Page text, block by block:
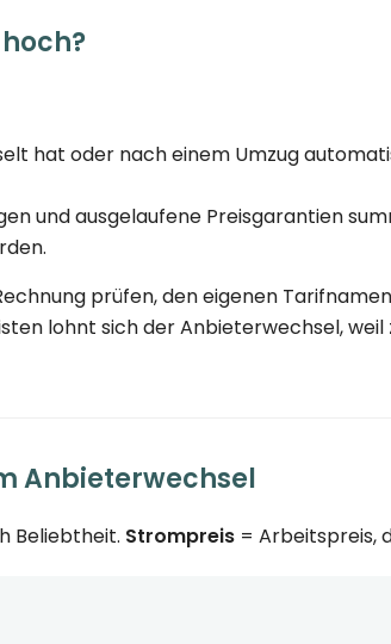
hat oder nach einem Umzug
und ausgelaufene Preisgarantien
prüfen, den eigenen
lohnt sich der Anbieterwechsel, weil
Anbieterwechsel
Beliebtheit. Strompreis = Arbeitspreis,